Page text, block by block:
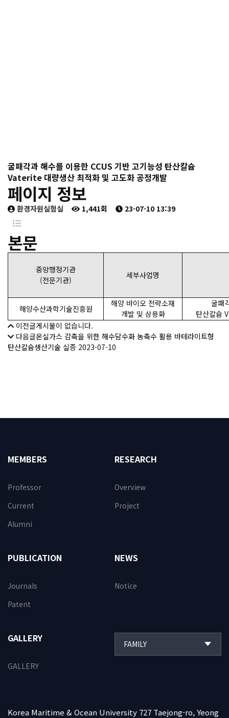
굴패각과 해수를 이용한 CCUS 기반 고기능성 탄산칼슘
Vaterite 대량생산 최적화 및 고도화 공정개발
페이지 정보
환경자원실험실 1,441회 23-07-10 13:39
본문
중앙행정기관
(전문기관)
세부사업명
해양수산과학기술진흥원
해양 바이오 전략소재
개발 및 상용화
굴패
탄산칼슘
이전글게시물이 없습니다.
다음글온실가스 감축을 위한 해수담수화 농축수 활용 바테라이트형
탄산칼슘생산기술 실증 2023-07-10
MEMBERS
Professor
Current
Alumni
RESEARCH
Overview
Project
PUBLICATION
Journals
Patent
NEWS
Notice
GALLERY
GALLERY
Korea Maritime & Ocean University 727 Taejong-ro, Yeong